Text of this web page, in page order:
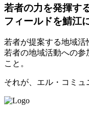
若者の力を発揮す
フィールドを鯖江
若者が提案する地域活
若者の地域活動への参
こと。
それが、エル・コミュ